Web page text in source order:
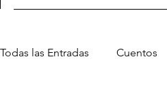
Todas las Entradas Cuentos